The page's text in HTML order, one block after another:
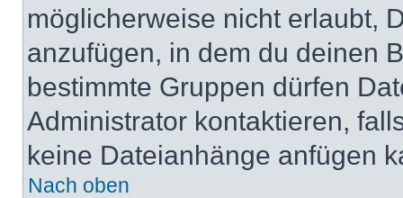
möglicherweise nicht erlaubt,
anzufügen, in dem du deinen
bestimmte Gruppen dürfen
Administrator kontaktieren,
keine Dateianhänge anfügen
Nach oben